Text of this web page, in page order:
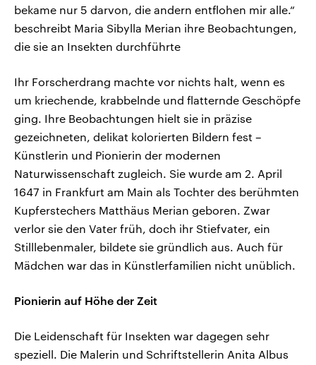
bekame nur 5 darvon, die andern entflohen mir alle.“
beschreibt Maria Sibylla Merian ihre Beobachtungen,
die sie an Insekten durchführte
Ihr Forscherdrang machte vor nichts halt, wenn es
um kriechende, krabbelnde und flatternde Geschöpfe
ging. Ihre Beobachtungen hielt sie in präzise
gezeichneten, delikat kolorierten Bildern fest –
Künstlerin und Pionierin der modernen
Naturwissenschaft zugleich. Sie wurde am 2. April
1647 in Frankfurt am Main als Tochter des berühmten
Kupferstechers Matthäus Merian geboren. Zwar
verlor sie den Vater früh, doch ihr Stiefvater, ein
Stilllebenmaler, bildete sie gründlich aus. Auch für
Mädchen war das in Künstlerfamilien nicht unüblich.
Pionierin auf Höhe der Zeit
Die Leidenschaft für Insekten war dagegen sehr
speziell. Die Malerin und Schriftstellerin Anita Albus